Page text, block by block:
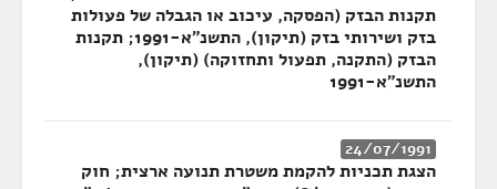
תקנות הבזק (הפסקה, עיכוב או הגבלה של פעולות
בזק ושירותי בזק (תיקון), התשנ"א-1991; תקנות
הבזק (התקנה, תפעול ותחזוקה) (תיקון),
התשנ"א-1991
24/07/1991
הצגת תכניות להקמת משטרת תנועה ארצית; חוק